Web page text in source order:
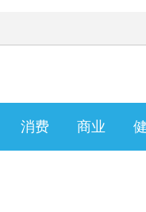
消费 商业